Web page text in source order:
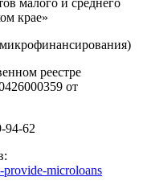
крае»
реестре
от
94-62
microloans